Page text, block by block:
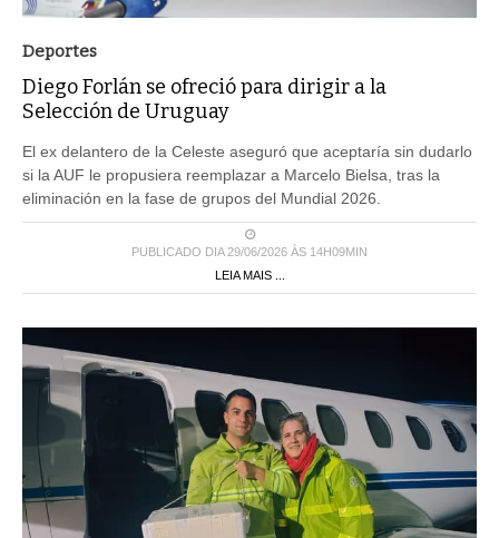
Deportes
Diego Forlán se ofreció para dirigir a la
Selección de Uruguay
El ex delantero de la Celeste aseguró que aceptaría sin dudarlo
si la AUF le propusiera reemplazar a Marcelo Bielsa, tras la
eliminación en la fase de grupos del Mundial 2026.
PUBLICADO DIA 29/06/2026 ÀS 14H09MIN
LEIA MAIS ...